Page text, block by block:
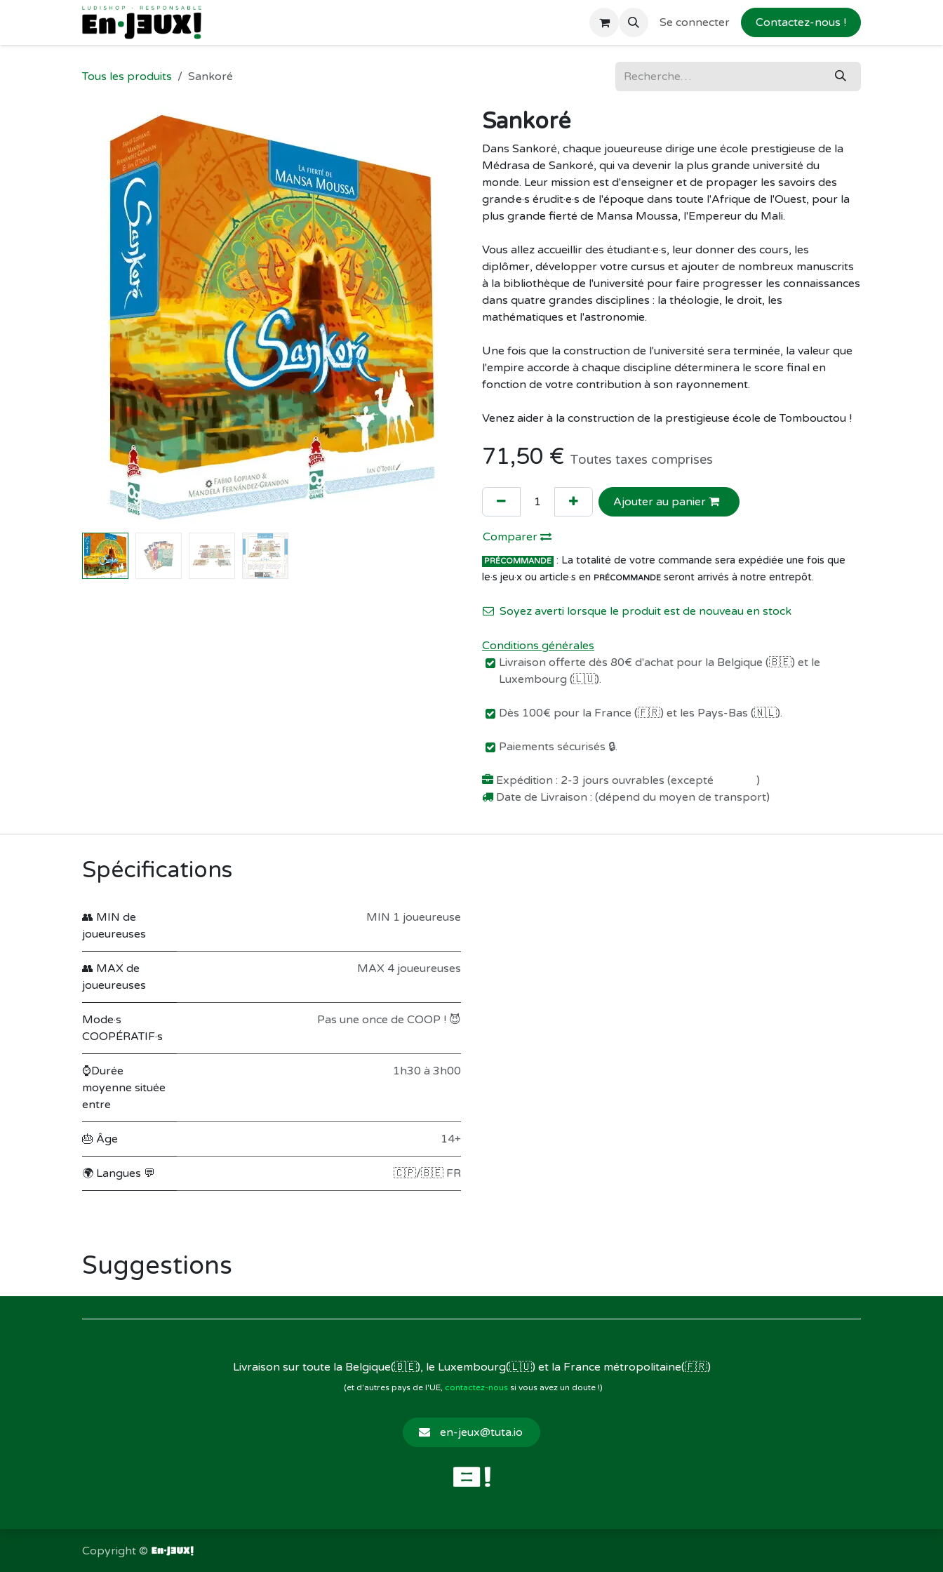
Se rendre au contenu
Se connecter Contactez-nous !
Tous les produits Sankoré
Sankoré
Dans Sankoré, chaque joueureuse dirige une école prestigieuse de la
Médrasa de Sankoré, qui va devenir la plus grande université du
monde. Leur mission est d'enseigner et de propager les savoirs des
grand·e·s érudit·e·s de l'époque dans toute l'Afrique de l'Ouest, pour la
plus grande fierté de Mansa Moussa, l'Empereur du Mali.
Vous allez accueillir des étudiant·e·s, leur donner des cours, les
diplômer, développer votre cursus et ajouter de nombreux manuscrits
à la bibliothèque de l'université pour faire progresser les connaissances
dans quatre grandes disciplines : la théologie, le droit, les
mathématiques et l'astronomie.
Une fois que la construction de l'université sera terminée, la valeur que
l'empire accorde à chaque discipline déterminera le score final en
fonction de votre contribution à son rayonnement.
Venez aider à la construction de la prestigieuse école de Tombouctou !
71,50 € Toutes taxes comprises
Ajouter au panier
Comparer
PRÉCOMMANDE : La totalité de votre commande sera expédiée une fois que
le·s jeu·x ou article·s en PRÉCOMMANDE seront arrivés à notre entrepôt.
Soyez averti lorsque le produit est de nouveau en stock
Conditions générales
Livraison offerte dès 80€ d'achat pour la Belgique (🇧🇪) et le
Luxembourg (🇱🇺).
Dès 100€ pour la France (🇫🇷) et les Pays-Bas (🇳🇱).
Paiements sécurisés 🔒.
Expédition : 2-3 jours ouvrables (excepté
)
Date de Livraison : (dépend du moyen de transport)
Spécifications
👥 MIN de
joueureuses
MIN 1 joueureuse
👥 MAX de
joueureuses
MAX 4 joueureuses
Mode·s
COOPÉRATIF·s
Pas une once de COOP ! 😈
⌚Durée
moyenne située
entre
1h30 à 3h00
🎂 Âge 14+
🌍 Langues 💬 🇨🇵/🇧🇪 FR
Suggestions
Livraison sur toute la Belgique(🇧🇪), le Luxembourg(🇱🇺) et la France métropolitaine(🇫🇷)
(et d'autres pays de l'UE, contactez-noussi vous avez un doute !)
en-jeux@tuta.io
Copyright ©